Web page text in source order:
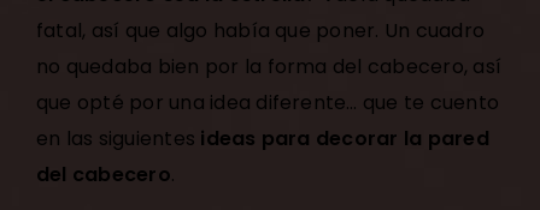
fatal, así que algo había que poner. Un cuadro
no quedaba bien por la forma del cabecero, así
que opté por una idea diferente… que te cuento
en las siguientes ideas para decorar la pared
del cabecero.